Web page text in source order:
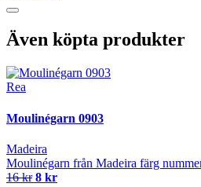
Även köpta produkter
Rea
Moulinégarn 0903
Madeira
Moulinégarn från Madeira färg
16 kr 8 kr